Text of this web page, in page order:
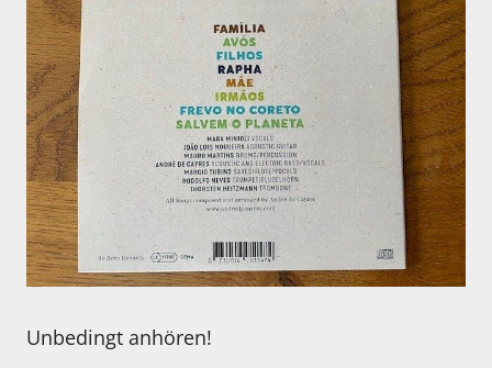
Unbedingt anhören!